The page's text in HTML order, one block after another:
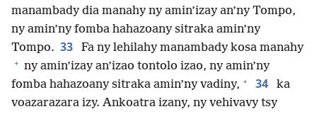
manambady dia manahy ny amin’izay an’ny Tompo,
ny amin’ny fomba hahazoany sitraka amin’ny
Tompo. 33 Fa ny lehilahy manambady kosa manahy
+ ny amin’izay an’izao tontolo izao, ny amin’ny
fomba hahazoany sitraka amin’ny vadiny, + 34
ka
voazarazara izy. Ankoatra izany, ny vehivavy tsy